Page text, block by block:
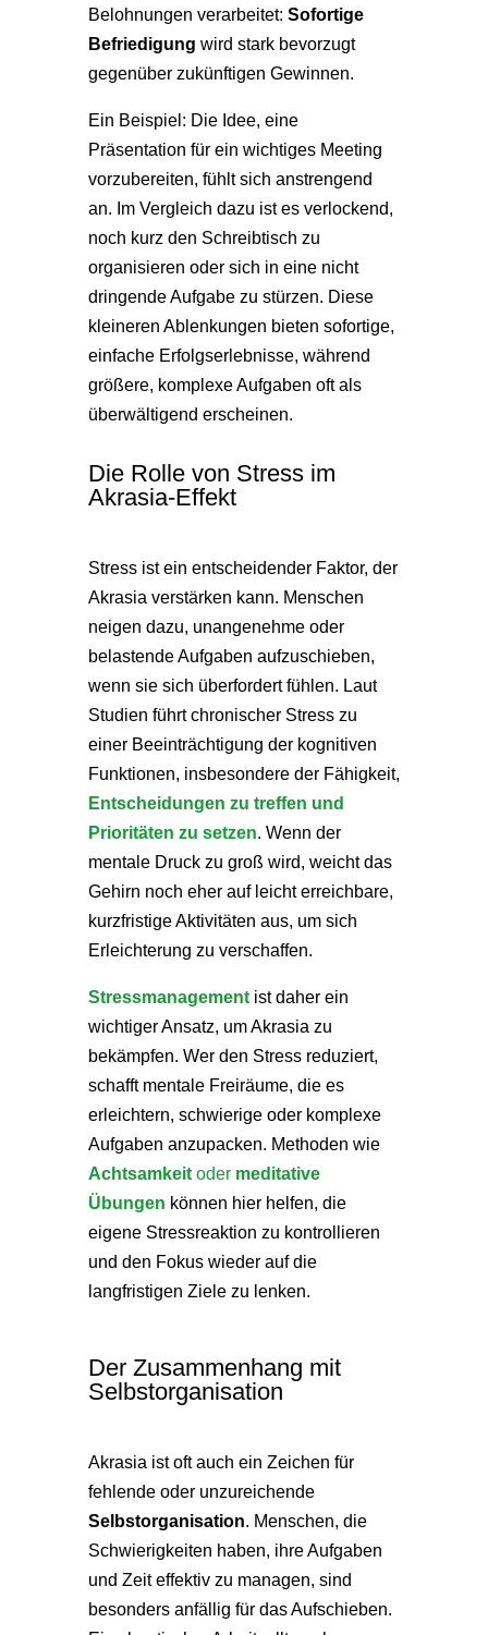
Belohnungen verarbeitet: Sofortige
Befriedigung wird stark bevorzugt
gegenüber zukünftigen Gewinnen.
Ein Beispiel: Die Idee, eine
Präsentation für ein wichtiges Meeting
vorzubereiten, fühlt sich anstrengend
an. Im Vergleich dazu ist es verlockend,
noch kurz den Schreibtisch zu
organisieren oder sich in eine nicht
dringende Aufgabe zu stürzen. Diese
kleineren Ablenkungen bieten sofortige,
einfache Erfolgserlebnisse, während
größere, komplexe Aufgaben oft als
überwältigend erscheinen.
Die Rolle von Stress im
Akrasia-Effekt
Stress ist ein entscheidender Faktor, der
Akrasia verstärken kann. Menschen
neigen dazu, unangenehme oder
belastende Aufgaben aufzuschieben,
wenn sie sich überfordert fühlen. Laut
Studien führt chronischer Stress zu
einer Beeinträchtigung der kognitiven
Funktionen, insbesondere der Fähigkeit,
Entscheidungen zu treffen und
Prioritäten zu setzen. Wenn der
mentale Druck zu groß wird, weicht das
Gehirn noch eher auf leicht erreichbare,
kurzfristige Aktivitäten aus, um sich
Erleichterung zu verschaffen.
Stressmanagementist daher ein
wichtiger Ansatz, um Akrasia zu
bekämpfen. Wer den Stress reduziert,
schafft mentale Freiräume, die es
erleichtern, schwierige oder komplexe
Aufgaben anzupacken. Methoden wie
Achtsamkeitoder meditative
Übungen können hier helfen, die
eigene Stressreaktion zu kontrollieren
und den Fokus wieder auf die
langfristigen Ziele zu lenken.
Der Zusammenhang mit
Selbstorganisation
Akrasia ist oft auch ein Zeichen für
fehlende oder unzureichende
Selbstorganisation. Menschen, die
Schwierigkeiten haben, ihre Aufgaben
und Zeit effektiv zu managen, sind
besonders anfällig für das Aufschieben.